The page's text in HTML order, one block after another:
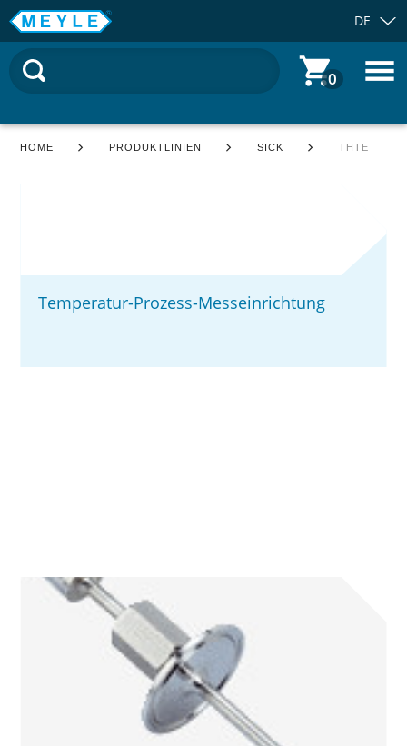
DE
0
HOME PRODUKTLINIEN SICK THTE
Temperatur-Prozess-Messeinrichtung